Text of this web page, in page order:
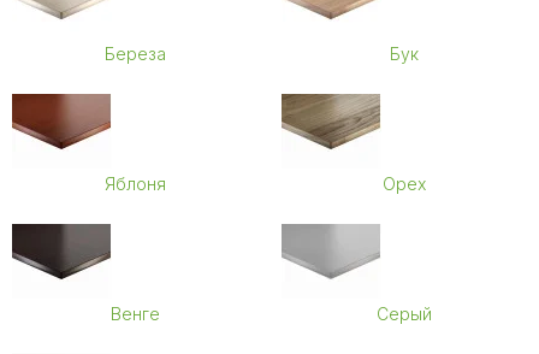
Береза Бук
Яблоня Орех
Венге Серый